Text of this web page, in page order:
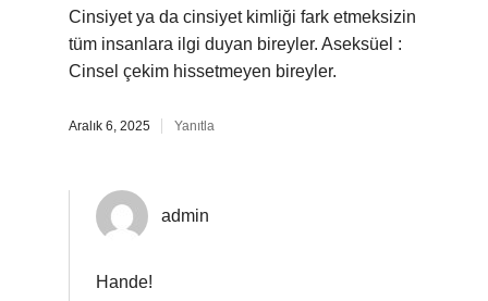
Cinsiyet ya da cinsiyet kimliği fark etmeksizin
tüm insanlara ilgi duyan bireyler. Aseksüel :
Cinsel çekim hissetmeyen bireyler.
Aralık 6, 2025 Yanıtla
admin
Hande!